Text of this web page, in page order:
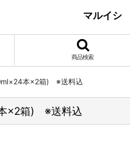
マルイシ
商品検索
本×2箱) ※送料込
本×2箱) ※送料込